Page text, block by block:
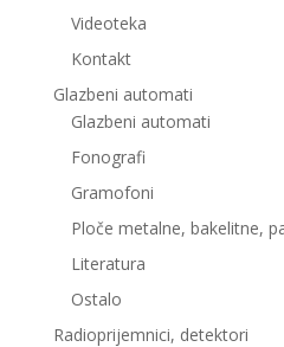
Videoteka
Kontakt
Glazbeni automati
Glazbeni automati
Fonografi
Gramofoni
Ploče metalne, bakelitne,
Literatura
Ostalo
Radioprijemnici, detektori